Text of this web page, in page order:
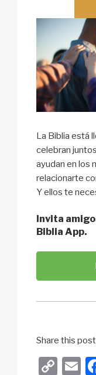
La Biblia está
celebran
ayudan en los
relacionarte
Y ellos te
Invita
Biblia App.
Share this
C
E